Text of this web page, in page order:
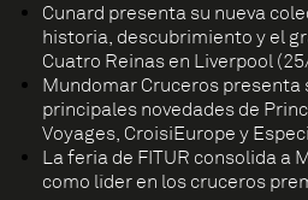
Cunard presenta su nueva
historia, descubrimiento y el
Cuatro Reinas en Liverpool
Mundomar Cruceros presenta
principales novedades de
Voyages, CroisiEurope y
La feria de FITUR consolida a
como líder en los cruceros